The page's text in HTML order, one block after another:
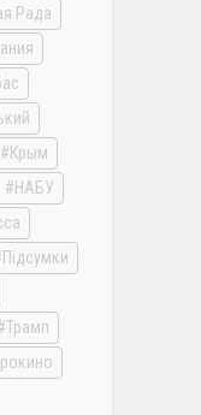
Рада
Крым
НАБУ
Підсумки
Трамп